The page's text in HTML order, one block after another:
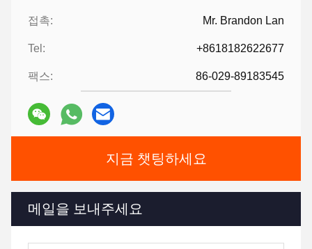
접촉: Mr. Brandon Lan
Tel: +8618182622677
팩스: 86-029-89183545
지금 챗팅하세요
메일을 보내주세요